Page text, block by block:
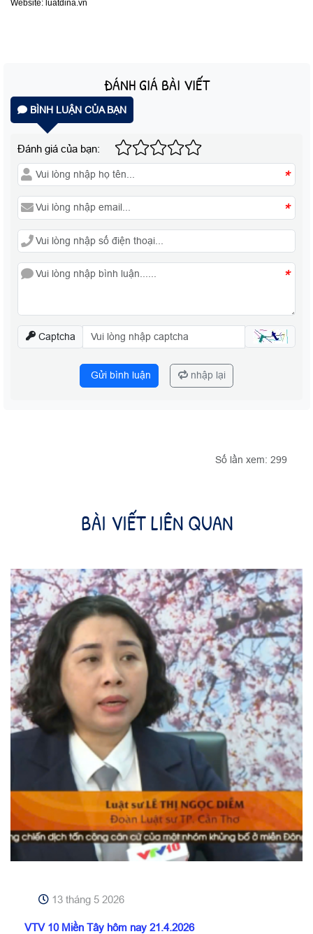
Website: luatdina.vn
ĐÁNH GIÁ BÀI VIẾT
BÌNH LUẬN CỦA BẠN
Đánh giá của bạn:
*
*
*
Captcha
Gửi bình luận nhập lại
Số lần xem: 299
BÀI VIẾT LIÊN QUAN
13 tháng 5 2026
VTV 10 Miền Tây hôm nay 21.4.2026